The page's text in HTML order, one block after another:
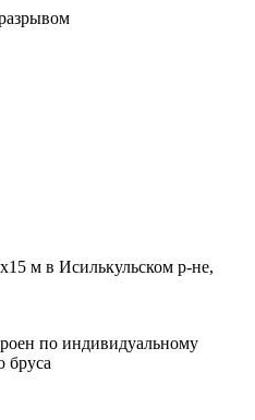
м в Исилькульском р-не,
по индивидуальному
бруса